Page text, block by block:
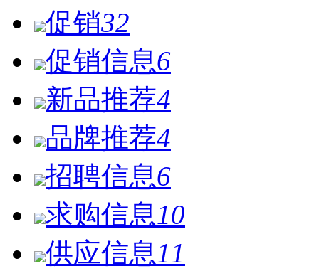
促销32
促销信息6
新品推荐4
品牌推荐4
招聘信息6
求购信息 10
供应信息 11